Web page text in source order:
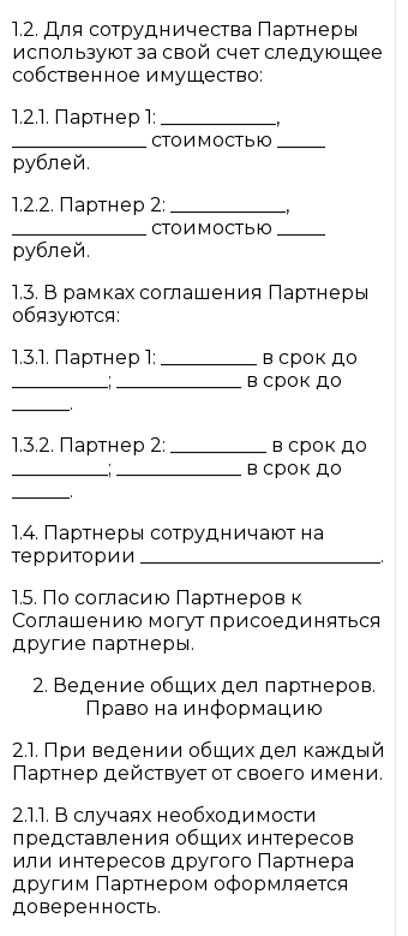
1.2. Для сотрудничества Партнеры
используют за свой счет следующее
собственное имущество:
1.2.1. Партнер 1: ____________,
______________ стоимостью _____
рублей.
1.2.2. Партнер 2: ____________,
______________ стоимостью _____
рублей.
1.3. В рамках соглашения Партнеры
обязуются:
1.3.1. Партнер 1: __________ в срок до
__________; _____________ в срок до
______.
1.3.2. Партнер 2: __________ в срок до
__________; _____________ в срок до
______.
1.4. Партнеры сотрудничают на
территории _________________________.
1.5. По согласию Партнеров к
Соглашению могут присоединяться
другие партнеры.
2. Ведение общих дел партнеров.
Право на информацию
2.1. При ведении общих дел каждый
Партнер действует от своего имени.
2.1.1. В случаях необходимости
представления общих интересов
или интересов другого Партнера
другим Партнером оформляется
доверенность.